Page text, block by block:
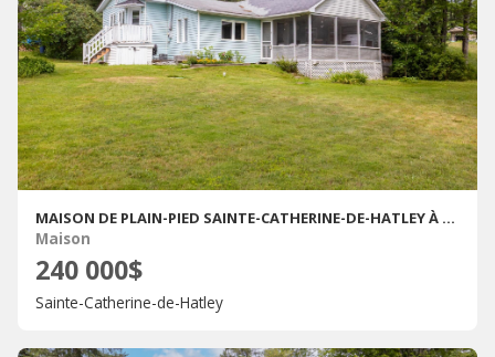
MAISON DE PLAIN-PIED SAINTE-CATHERINE-DE-HATLEY À VENDRE
Maison
240 000$
Sainte-Catherine-de-Hatley